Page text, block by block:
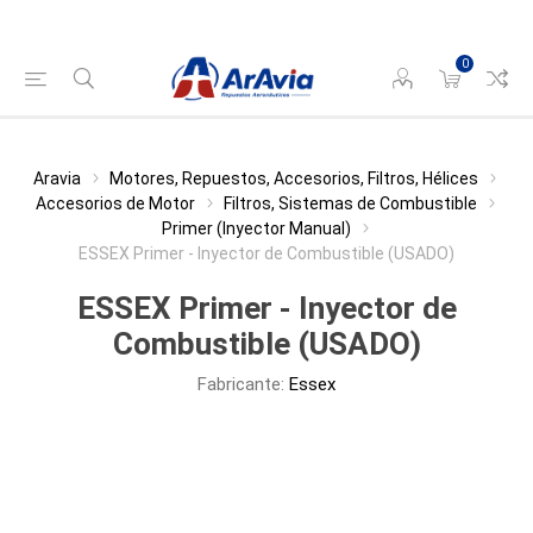
0
Aravia
Motores, Repuestos, Accesorios, Filtros, Hélices
Accesorios de Motor
Filtros, Sistemas de Combustible
Primer (Inyector Manual)
ESSEX Primer - Inyector de Combustible (USADO)
ESSEX Primer - Inyector de
Combustible (USADO)
Fabricante: Essex